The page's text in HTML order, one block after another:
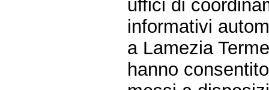
uffici di
informativi
a Lamezia
hanno